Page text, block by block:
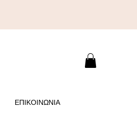
ΕΠΙΚΟΙΝΩΝΙΑ